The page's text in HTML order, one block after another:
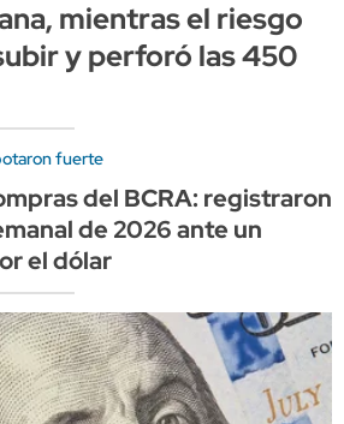
mientras el riesgo
y perforó las 450
fuerte
del BCRA: registraron
de 2026 ante un
el dólar